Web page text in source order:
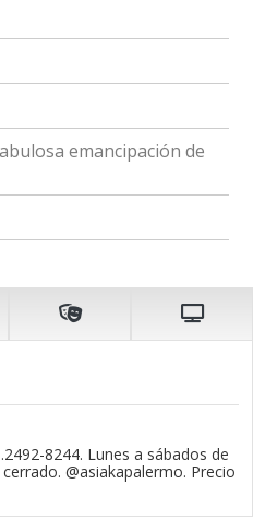
emancipación de
8244. Lunes a sábados de
@asiakapalermo. Precio